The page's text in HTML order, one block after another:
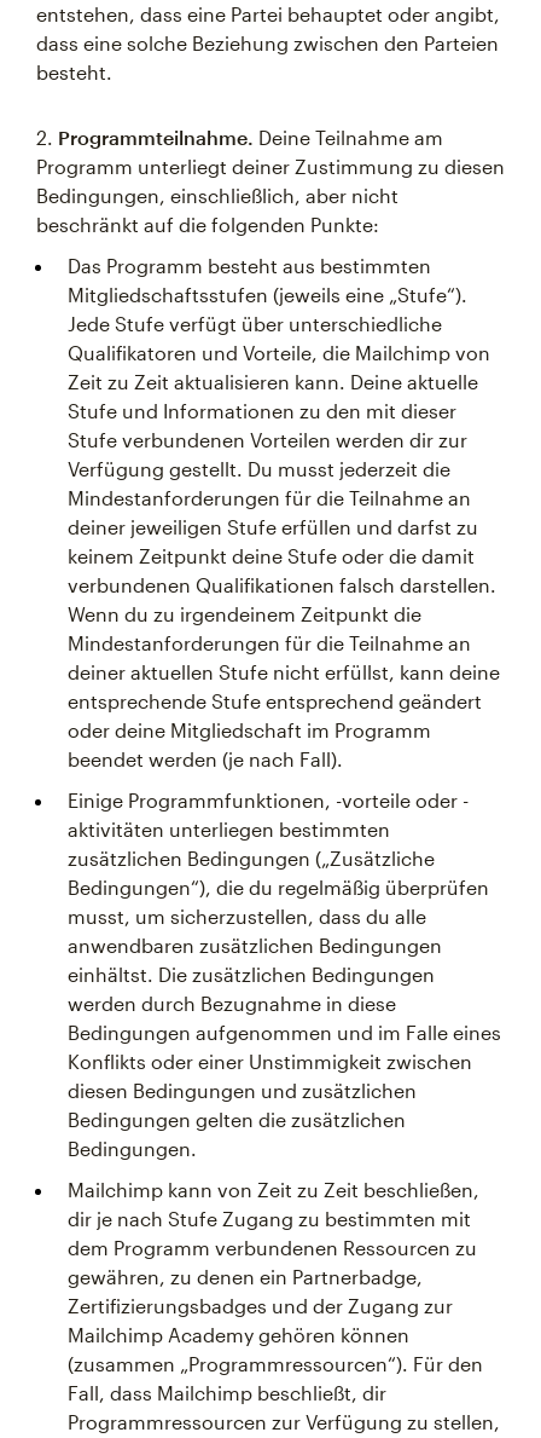
entstehen, dass eine Partei behauptet oder angibt,
dass eine solche Beziehung zwischen den Parteien
besteht.
2. Programmteilnahme. Deine Teilnahme am
Programm unterliegt deiner Zustimmung zu diesen
Bedingungen, einschließlich, aber nicht
beschränkt auf die folgenden Punkte:
Das Programm besteht aus bestimmten
Mitgliedschaftsstufen (jeweils eine „Stufe“).
Jede Stufe verfügt über unterschiedliche
Qualifikatoren und Vorteile, die Mailchimp von
Zeit zu Zeit aktualisieren kann. Deine aktuelle
Stufe und Informationen zu den mit dieser
Stufe verbundenen Vorteilen werden dir zur
Verfügung gestellt. Du musst jederzeit die
Mindestanforderungen für die Teilnahme an
deiner jeweiligen Stufe erfüllen und darfst zu
keinem Zeitpunkt deine Stufe oder die damit
verbundenen Qualifikationen falsch darstellen.
Wenn du zu irgendeinem Zeitpunkt die
Mindestanforderungen für die Teilnahme an
deiner aktuellen Stufe nicht erfüllst, kann deine
entsprechende Stufe entsprechend geändert
oder deine Mitgliedschaft im Programm
beendet werden (je nach Fall).
Einige Programmfunktionen, -vorteile oder -
aktivitäten unterliegen bestimmten
zusätzlichen Bedingungen („Zusätzliche
Bedingungen“), die du regelmäßig überprüfen
musst, um sicherzustellen, dass du alle
anwendbaren zusätzlichen Bedingungen
einhältst. Die zusätzlichen Bedingungen
werden durch Bezugnahme in diese
Bedingungen aufgenommen und im Falle eines
Konflikts oder einer Unstimmigkeit zwischen
diesen Bedingungen und zusätzlichen
Bedingungen gelten die zusätzlichen
Bedingungen.
Mailchimp kann von Zeit zu Zeit beschließen,
dir je nach Stufe Zugang zu bestimmten mit
dem Programm verbundenen Ressourcen zu
gewähren, zu denen ein Partnerbadge,
Zertifizierungsbadges und der Zugang zur
Mailchimp Academy gehören können
(zusammen „Programmressourcen“). Für den
Fall, dass Mailchimp beschließt, dir
Programmressourcen zur Verfügung zu stellen,